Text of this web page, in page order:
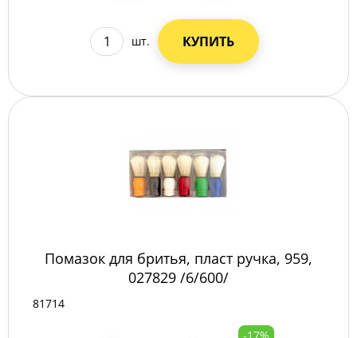
шт. КУПИТЬ
Помазок для бритья, пласт ручка, 959,
027829 /6/600/
81714